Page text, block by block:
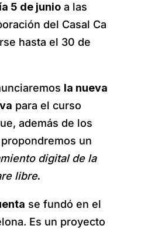
5 de junioa las
del Casal Ca
hasta el 30 de
la nueva
para el curso
además de los
un
digital de la
libre.
se fundó en el
Es un proyecto